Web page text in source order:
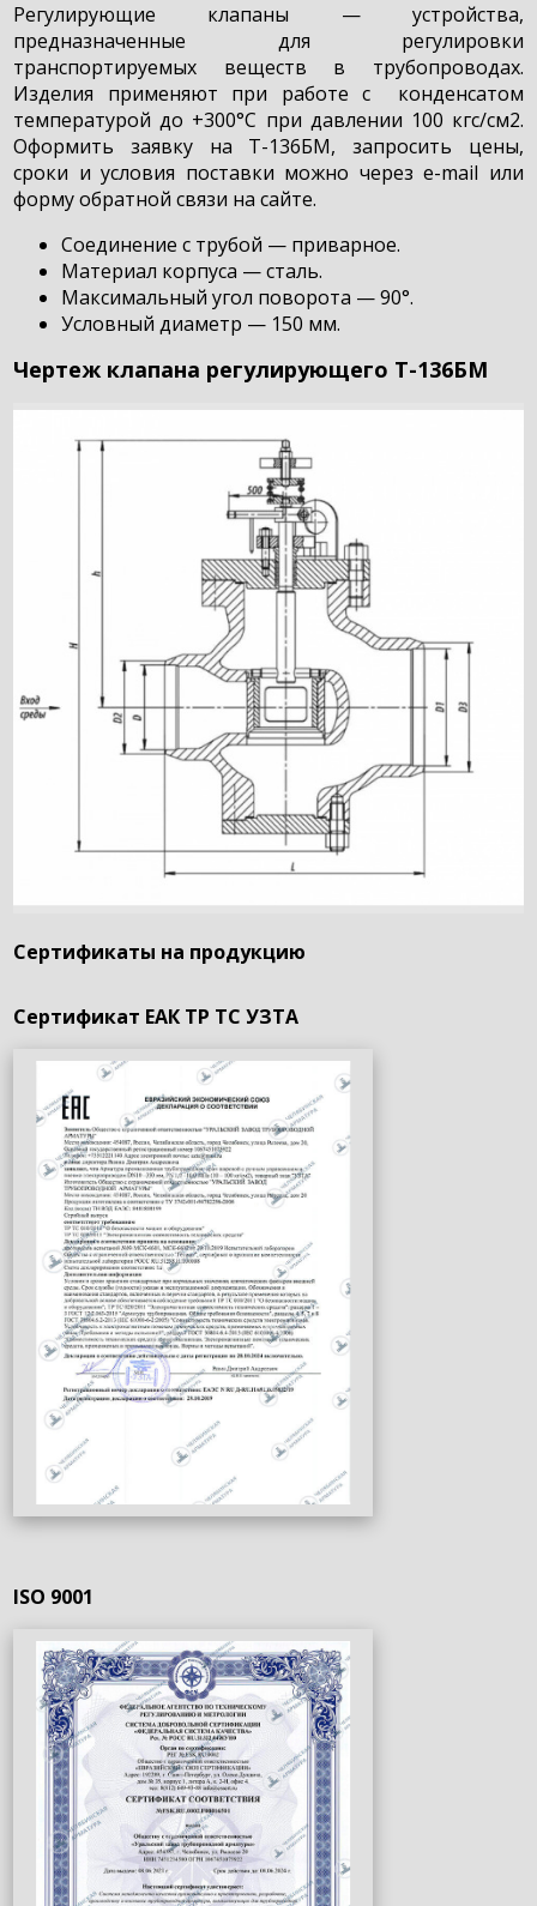
Регулирующие клапаны — устройства,
предназначенные для регулировки
транспортируемых веществ в трубопроводах.
Изделия применяют при работе с конденсатом
температурой до +300°С при давлении 100 кгс/см2.
Оформить заявку на Т-136БМ, запросить цены,
сроки и условия поставки можно через e-mail или
форму обратной связи на сайте.
Соединение с трубой — приварное.
Материал корпуса — сталь.
Максимальный угол поворота — 90°.
Условный диаметр — 150 мм.
Чертеж клапана регулирующего Т-136БМ
Сертификаты на продукцию
Сертификат ЕАК ТР ТС УЗТА
ISO 9001